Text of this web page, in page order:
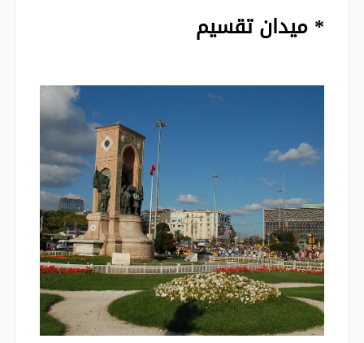
* ميدان تقسيم